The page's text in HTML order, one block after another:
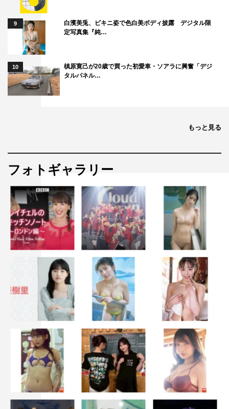
9
白濱美兎、ビキニ姿で色白美ボディ披露 デジタル限
定写真集『純…
10
槙原寛己が20歳で買った初愛車・ソアラに興奮「デジ
タルパネル…
もっと見る
フォトギャラリー